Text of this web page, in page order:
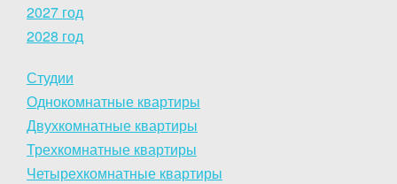
2027 год
2028 год
Студии
Однокомнатные квартиры
Двухкомнатные квартиры
Трехкомнатные квартиры
Четырехкомнатные квартиры